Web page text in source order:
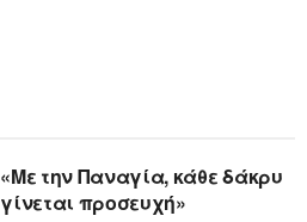
«Με την Παναγία, κάθε δάκρυ
γίνεται προσευχή»